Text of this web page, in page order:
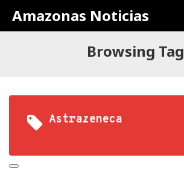
Amazonas Noticias
Browsing Tag
Astrazeneca